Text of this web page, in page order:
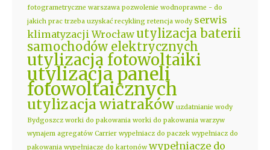
fotogrametryczne warszawa pozwolenie wodnoprawne - do
jakich prac trzeba uzyskać recykling retencja wody serwis
klimatyzacji Wrocław utylizacja baterii
samochodów elektrycznych
utylizacja fotowoltaiki
utylizacja paneli
fotowoltaicznych
utylizacja wiatraków uzdatnianie wody
Bydgoszcz worki do pakowania worki do pakowania warzyw
wynajem agregatów Carrier wypełniacz do paczek wypełniacz do
pakowania wypełniacze do kartonów wypełniacze do